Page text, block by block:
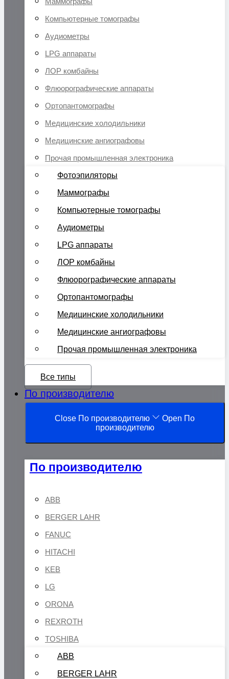
Компьютерные томографы
Аудиометры
LPG аппараты
ЛОР комбайны
Флюорографические аппараты
Ортопантомографы
Медицинские холодильники
Медицинские ангиографовы
Прочая промышленная электроника
Фотоэпиляторы
Маммографы
Компьютерные томографы
Аудиометры
LPG аппараты
ЛОР комбайны
Флюорографические аппараты
Ортопантомографы
Медицинские холодильники
Медицинские ангиографовы
Прочая промышленная электроника
Все типы
По производителю
Close По производителю
Open По
производителю
По производителю
ABB
BERGER LAHR
FANUC
HITACHI
KEB
LG
ORONA
REXROTH
TOSHIBA
ABB
BERGER LAHR